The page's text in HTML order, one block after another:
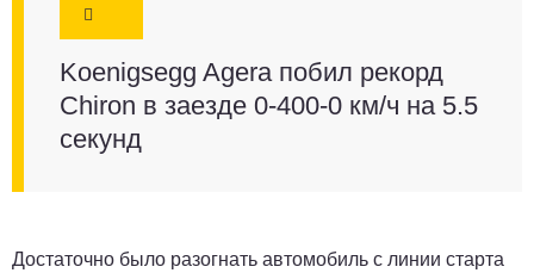
Koenigsegg Agera побил рекорд
Chiron в заезде 0-400-0 км/ч на 5.5
секунд
Достаточно было разогнать автомобиль с линии старта